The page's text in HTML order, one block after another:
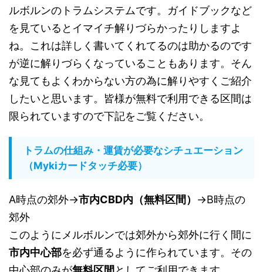
ルボルンのトラムシステムです。ガイドブックなど
を見ているとイマイチ解りづらかったりしますよ
ね。これは詳しく書いてくれてるのは助かるのです
が逆に解りづらくなっていることもあります。そん
な見てもよくわからない方の為に解りやすくご紹介
したいと思います。皆様が無料で利用できる区間は
限られていますので下記をご覧ください。
トラムの仕組み・運賃が必要なシチュエーション
（Mykiカードタッチ必要）
A時点の郊外→市内CBD内（無料区間） →B時点の
郊外
このようにメルボルンでは郊外から郊外に行く間に
市内中心部を必ず通るように作られています。その